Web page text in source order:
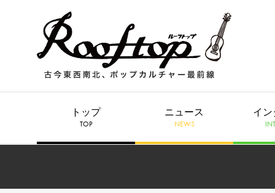
トップ
TOP
ニュース
NEWS
イン